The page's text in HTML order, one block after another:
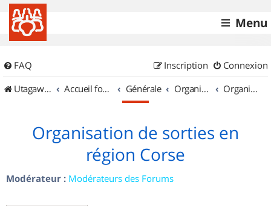
Menu
FAQ Connexion
Inscription
UtagawaVTT (Randos VTT et VTTAE avec traces GPS)
Accueil forum Générale Organisation de sorties & Recherche de partenaires Organisation de sorties en région Corse
Organisation de sorties en
région Corse
Modérateur : Modérateurs des Forums